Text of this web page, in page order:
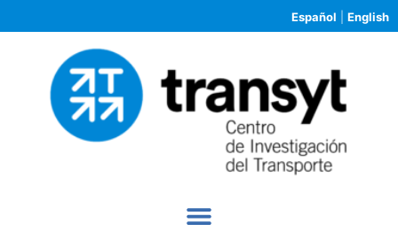
Español English